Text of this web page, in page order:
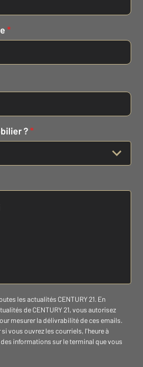
*
?*
les actualités CENTURY 21. En
de CENTURY 21, vous autorisez
mesurer la délivrabilité de ces emails.
vous ouvrez les courriels, l'heure à
informations sur le terminal que vous